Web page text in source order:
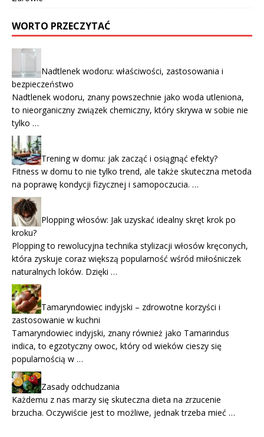
WORTO PRZECZYTAĆ
Nadtlenek wodoru: właściwości, zastosowania i
bezpieczeństwo
Nadtlenek wodoru, znany powszechnie jako woda utleniona,
to nieorganiczny związek chemiczny, który skrywa w sobie nie
tylko …
Trening w domu: jak zacząć i osiągnąć efekty?
Fitness w domu to nie tylko trend, ale także skuteczna metoda
na poprawę kondycji fizycznej i samopoczucia. …
Plopping włosów: Jak uzyskać idealny skręt krok po
kroku?
Plopping to rewolucyjna technika stylizacji włosów kręconych,
która zyskuje coraz większą popularność wśród miłośniczek
naturalnych loków. Dzięki …
Tamaryndowiec indyjski – zdrowotne korzyści i
zastosowanie w kuchni
Tamaryndowiec indyjski, znany również jako Tamarindus
indica, to egzotyczny owoc, który od wieków cieszy się
popularnością w …
Zasady odchudzania
Każdemu z nas marzy się skuteczna dieta na zrzucenie
brzucha. Oczywiście jest to możliwe, jednak trzeba mieć …